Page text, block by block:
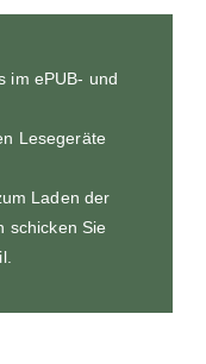
im ePUB- und
Lesegeräte
Laden der
schicken Sie